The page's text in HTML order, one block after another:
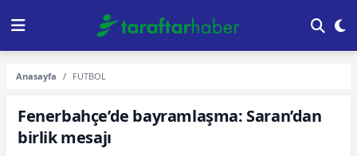
Anasayfa FUTBOL
Fenerbahçe’de bayramlaşma: Saran’dan
birlik mesajı